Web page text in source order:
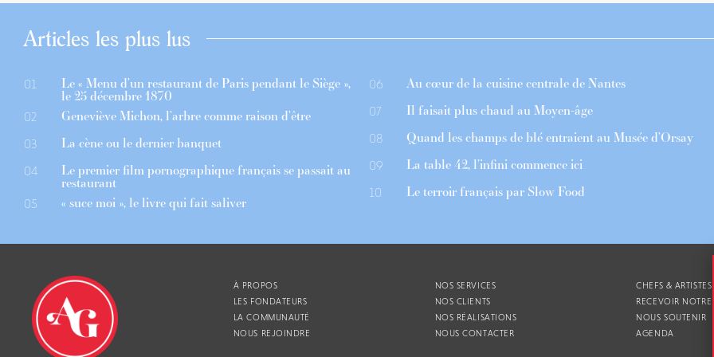
Articles les plus lus
01 Le « Menu d’un restaurant de Paris pendant le Siège »,
le 25 décembre 1870
02 Geneviève Michon, l’arbre comme raison d’être
03 La cène ou le dernier banquet
04 Le premier film pornographique français se passait au
restaurant
05 « suce moi », le livre qui fait saliver
06 Au cœur de la cuisine centrale de Nantes
07 Il faisait plus chaud au Moyen-âge
08 Quand les champs de blé entraient au Musée d’Orsay
09 La table 42, l’infini commence ici
10 Le terroir français par Slow Food
À PROPOS
LES FONDATEURS
LA COMMUNAUTÉ
NOUS REJOINDRE
NOS SERVICES
NOS CLIENTS
NOS RÉALISATIONS
NOUS CONTACTER
CHEFS & ARTISTES
RECEVOIR NOTRE
NOUS SOUTENIR
AGENDA